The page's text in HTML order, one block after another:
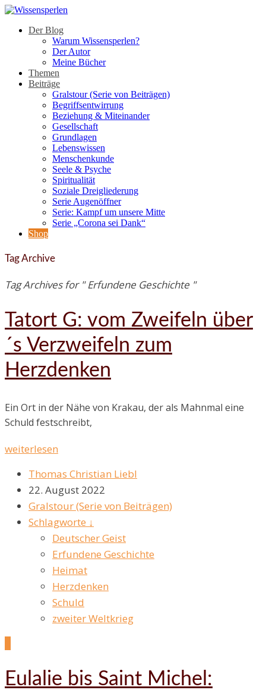
Der Blog
Warum Wissensperlen?
Der Autor
Meine Bücher
Themen
Beiträge
Gralstour (Serie von Beiträgen)
Begriffsentwirrung
Beziehung & Miteinander
Gesellschaft
Grundlagen
Lebenswissen
Menschenkunde
Seele & Psyche
Spiritualität
Soziale Dreigliederung
Serie Augenöffner
Serie: Kampf um unsere Mitte
Serie „Corona sei Dank“
Shop
Tag Archive
Tag Archives for " Erfundene Geschichte "
Tatort G: vom Zweifeln über
´s Verzweifeln zum
Herzdenken
Ein Ort in der Nähe von Krakau, der als Mahnmal eine
Schuld festschreibt,
weiterlesen
Thomas Christian Liebl
22. August 2022
Gralstour (Serie von Beiträgen)
Schlagworte ↓
Deutscher Geist
Erfundene Geschichte
Heimat
Herzdenken
Schuld
zweiter Weltkrieg
Eulalie bis Saint Michel: